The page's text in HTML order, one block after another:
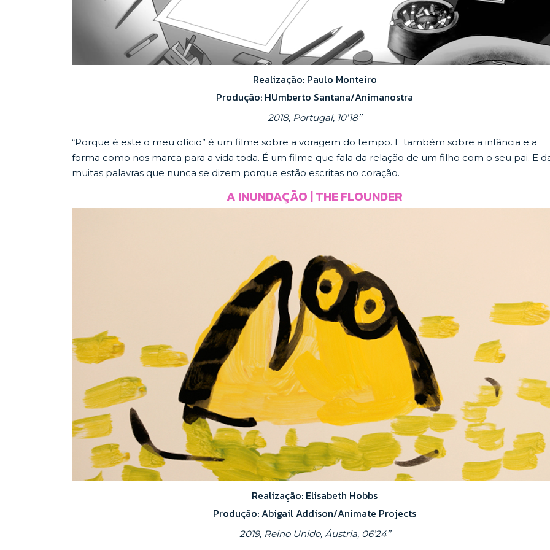
Realização: Paulo Monteiro
Produção: HUmberto Santana/Animanostra
2018, Portugal, 10’18’’
“Porque é este o meu ofício” é um filme sobre a voragem do tempo. E também sobre a infância e a
forma como nos marca para a vida toda. É um filme que fala da relação de um filho com o seu pai. E
muitas palavras que nunca se dizem porque estão escritas no coração.
A INUNDAÇÃO | THE FLOUNDER
Realização: Elisabeth Hobbs
Produção: Abigail Addison​/Animate Projects
2019, Reino Unido, Áustria, 06’24’’